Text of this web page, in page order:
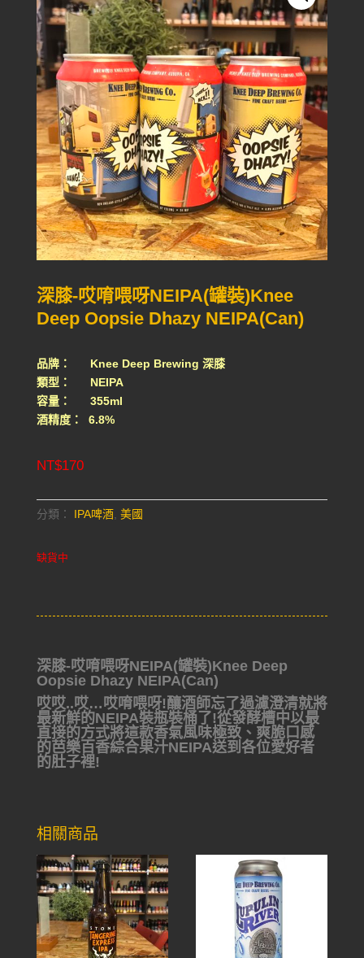
深膝-哎唷喂呀NEIPA(罐裝)Knee
Deep Oopsie Dhazy NEIPA(Can)
品牌： Knee Deep Brewing 深膝
類型： NEIPA
容量： 355ml
酒精度： 6.8%
NT$170
分類： IPA啤酒, 美國
缺貨中
深膝-哎唷喂呀NEIPA(罐裝)Knee Deep
Oopsie Dhazy NEIPA(Can)
哎哎..哎…哎唷喂呀!釀酒師忘了過濾澄清就將
最新鮮的NEIPA裝瓶裝桶了!從發酵槽中以最
直接的方式將這款香氣風味極致、爽脆口感
的芭樂百香綜合果汁NEIPA送到各位愛好者
的肚子裡!
相關商品